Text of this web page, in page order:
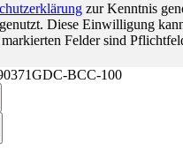
zur Kenntnis
Diese Einwilligung
Felder sind
BCC-100